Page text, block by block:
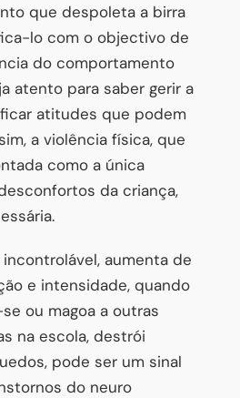
que despoleta a birra
lo com o objectivo de
do comportamento
atento para saber gerir a
atitudes que podem
a violência física, que
como a única
da criança,
aumenta de
e intensidade, quando
ou magoa a outras
na escola, destrói
pode ser um sinal
do neuro